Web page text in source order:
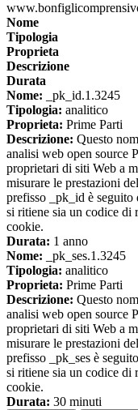
Nome
Tipologia
Proprieta
Descrizione
Durata
Nome: _pk_id.1.3245
Tipologia: analitico
Proprieta: Prime Parti
Descrizione: Questo
analisi web open source
proprietari di siti Web a
misurare le prestazioni
prefisso _pk_id è seguito
si ritiene sia un codice di
cookie.
Durata: 1 anno
Nome: _pk_ses.1.3245
Tipologia: analitico
Proprieta: Prime Parti
Descrizione: Questo
analisi web open source
proprietari di siti Web a
misurare le prestazioni
prefisso _pk_ses è
si ritiene sia un codice di
cookie.
Durata: 30 minuti